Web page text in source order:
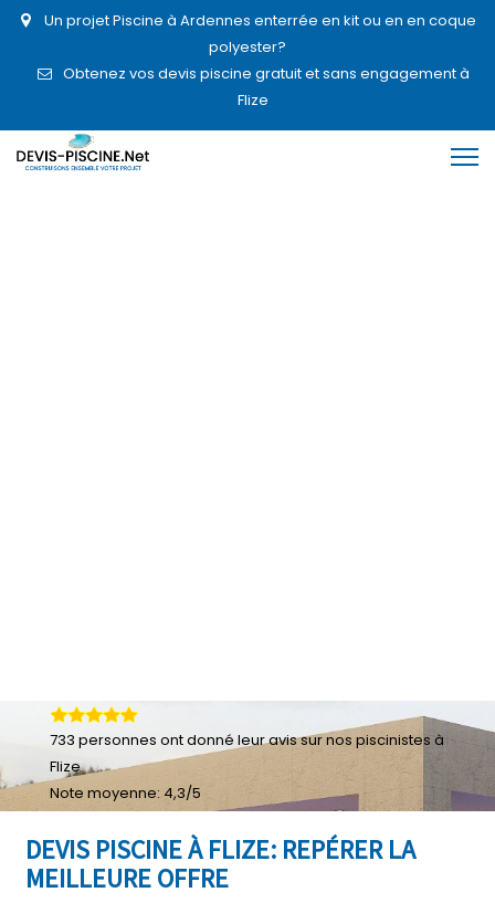
Un projet Piscine à Ardennes enterrée en kit ou en en coque
polyester?
Obtenez vos devis piscine gratuit et sans engagement à
Flize
DEVIS PISCINE À FLIZE: REPÉRER LA
MEILLEURE OFFRE
733 personnes ont donné leuravis sur nos piscinistes à
Flize
Note moyenne: 4,3/5